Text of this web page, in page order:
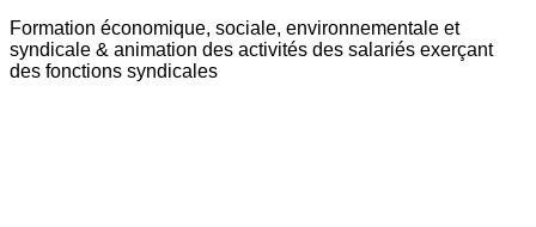
Formation économique, sociale, environnementale et
syndicale & animation des activités des salariés exerçant
des fonctions syndicales